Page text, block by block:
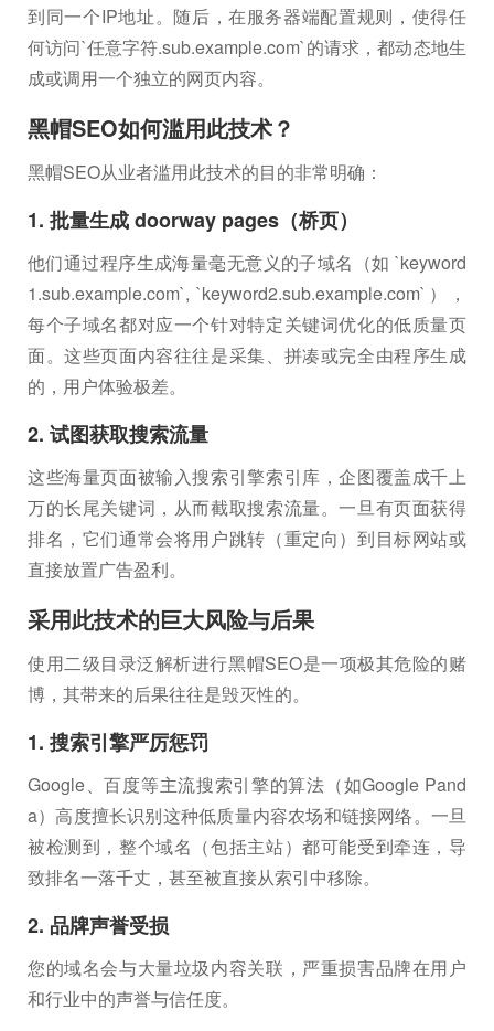
到同一个IP地址。随后，在服务器端配置规则，使得任
何访问`任意字符.sub.example.com`的请求，都动态地生
成或调用一个独立的网页内容。
黑帽SEO如何滥用此技术？
黑帽SEO从业者滥用此技术的目的非常明确：
1. 批量生成 doorway pages（桥页）
他们通过程序生成海量毫无意义的子域名（如 `keyword
1.sub.example.com`, `keyword2.sub.example.com`），
每个子域名都对应一个针对特定关键词优化的低质量页
面。这些页面内容往往是采集、拼凑或完全由程序生成
的，用户体验极差。
2. 试图获取搜索流量
这些海量页面被输入搜索引擎索引库，企图覆盖成千上
万的长尾关键词，从而截取搜索流量。一旦有页面获得
排名，它们通常会将用户跳转（重定向）到目标网站或
直接放置广告盈利。
采用此技术的巨大风险与后果
使用二级目录泛解析进行黑帽SEO是一项极其危险的赌
博，其带来的后果往往是毁灭性的。
1. 搜索引擎严厉惩罚
Google、百度等主流搜索引擎的算法（如Google Pand
a）高度擅长识别这种低质量内容农场和链接网络。一旦
被检测到，整个域名（包括主站）都可能受到牵连，导
致排名一落千丈，甚至被直接从索引中移除。
2. 品牌声誉受损
您的域名会与大量垃圾内容关联，严重损害品牌在用户
和行业中的声誉与信任度。